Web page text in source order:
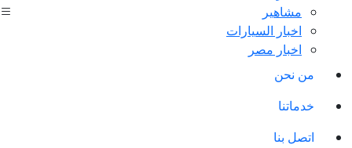
مشاهير
اخبار السيارات
اخبار مصر
من نحن
خدماتنا
اتصل بنا